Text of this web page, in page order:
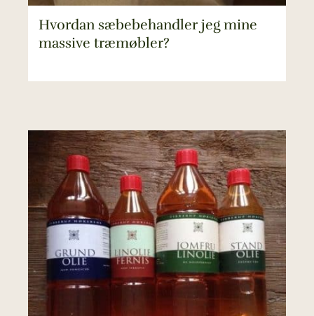
Hvordan sæbebehandler jeg mine
massive træmøbler?